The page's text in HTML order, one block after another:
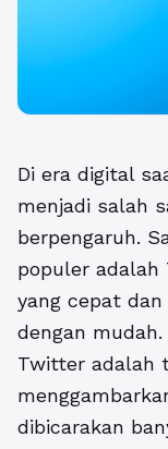
Di era digital
menjadi salah
berpengaruh.
populer adalah
yang cepat
dengan
Twitter adalah
dibicarakan